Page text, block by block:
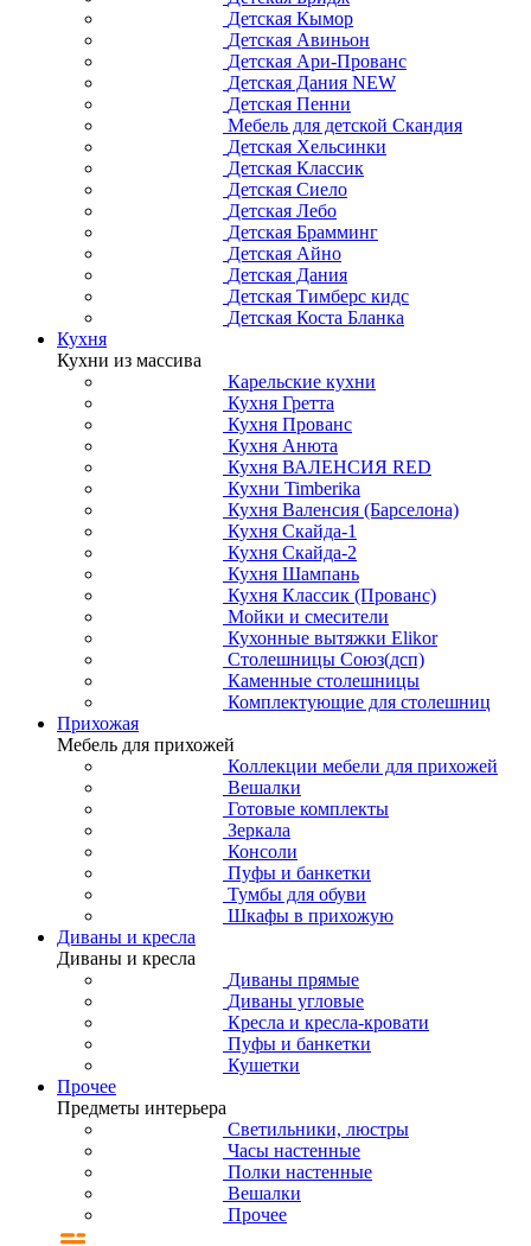
Детская Кымор
Детская Авиньон
Детская Ари-Прованс
Детская Дания NEW
Детская Пенни
Мебель для детской Скандия
Детская Хельсинки
Детская Классик
Детская Сиело
Детская Лебо
Детская Брамминг
Детская Айно
Детская Дания
Детская Тимберс кидс
Детская Коста Бланка
Кухня
Кухни из массива
Карельские кухни
Кухня Гретта
Кухня Прованс
Кухня Анюта
Кухня ВАЛЕНСИЯ RED
Кухни Timberika
Кухня Валенсия (Барселона)
Кухня Скайда-1
Кухня Скайда-2
Кухня Шампань
Кухня Классик (Прованс)
Мойки и смесители
Кухонные вытяжки Elikor
Столешницы Союз(дсп)
Каменные столешницы
Комплектующие для столешниц
Прихожая
Мебель для прихожей
Коллекции мебели для прихожей
Вешалки
Готовые комплекты
Зеркала
Консоли
Пуфы и банкетки
Тумбы для обуви
Шкафы в прихожую
Диваны и кресла
Диваны и кресла
Диваны прямые
Диваны угловые
Кресла и кресла-кровати
Пуфы и банкетки
Кушетки
Прочее
Предметы интерьера
Светильники, люстры
Часы настенные
Полки настенные
Вешалки
Прочее